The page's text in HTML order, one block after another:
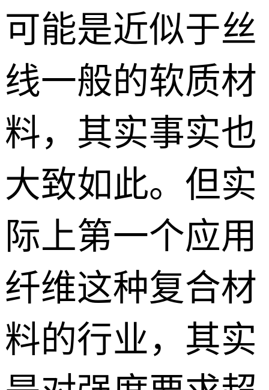
可能是近似于丝
线一般的软质材
料，其实事实也
大致如此。但实
际上第一个应用
纤维这种复合材
料的行业，其实